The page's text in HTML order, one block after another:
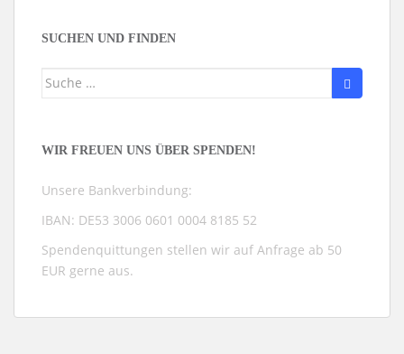
SUCHEN UND FINDEN
Suche
WIR FREUEN UNS ÜBER SPENDEN!
Unsere Bankverbindung:
IBAN: DE53 3006 0601 0004 8185 52
Spendenquittungen stellen wir auf Anfrage ab 50
EUR gerne aus.